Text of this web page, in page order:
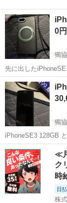
0円
獨
先に出した
ます 単体では購入できません iPhoneSE 3MagSafe対応カバー回転リ
ング付き グリーンの
埼玉 草加市
携帯アクセサリー
獨
iPhoneSE3 128GB
価で売りたいのです
可 早く取り引きで
せん...
埼玉 草加市
≪
ク
時
日
株